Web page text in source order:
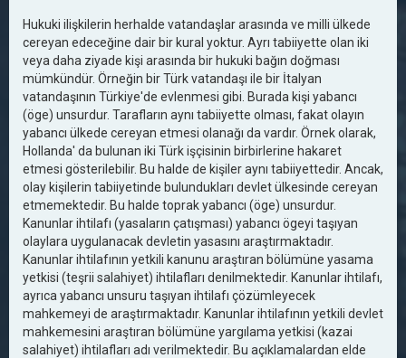
Hukuki ilişkilerin herhalde vatandaşlar arasında ve milli ülkede
cereyan edeceğine dair bir kural yoktur. Ayrı tabiiyette olan iki
veya daha ziyade kişi arasında bir hukuki bağın doğması
mümkündür. Örneğin bir Türk vatandaşı ile bir İtalyan
vatandaşının Türkiye'de evlenmesi gibi. Burada kişi yabancı
(öge) unsurdur. Tarafların aynı tabiiyette olması, fakat olayın
yabancı ülkede cereyan etmesi olanağı da vardır. Örnek olarak,
Hollanda' da bulunan iki Türk işçisinin birbirlerine hakaret
etmesi gösterilebilir. Bu halde de kişiler aynı tabiiyettedir. Ancak,
olay kişilerin tabiiyetinde bulundukları devlet ülkesinde cereyan
etmemektedir. Bu halde toprak yabancı (öge) unsurdur.
Kanunlar ihtilafı (yasaların çatışması) yabancı ögeyi taşıyan
olaylara uygulanacak devletin yasasını araştırmaktadır.
Kanunlar ihtilafının yetkili kanunu araştıran bölümüne yasama
yetkisi (teşrii salahiyet) ihtilafları denilmektedir. Kanunlar ihtilafı,
ayrıca yabancı unsuru taşıyan ihtilafı çözümleyecek
mahkemeyi de araştırmaktadır. Kanunlar ihtilafının yetkili devlet
mahkemesini araştıran bölümüne yargılama yetkisi (kazai
salahiyet) ihtilafları adı verilmektedir. Bu açıklamalardan elde